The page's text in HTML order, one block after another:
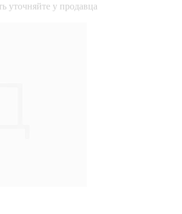
уточняйте у продавца